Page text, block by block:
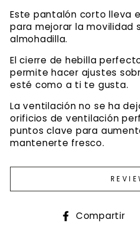
Este pantalón corto lleva
para mejorar la movilidad
almohadilla.
El cierre de hebilla
permite hacer ajustes
esté como a ti te gusta.
La ventilación no se ha
orificios de ventilación
puntos clave para
mantenerte fresco.
Compartir